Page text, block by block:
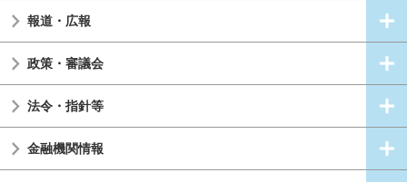
報道・広報
政策・審議会
法令・指針等
金融機関情報